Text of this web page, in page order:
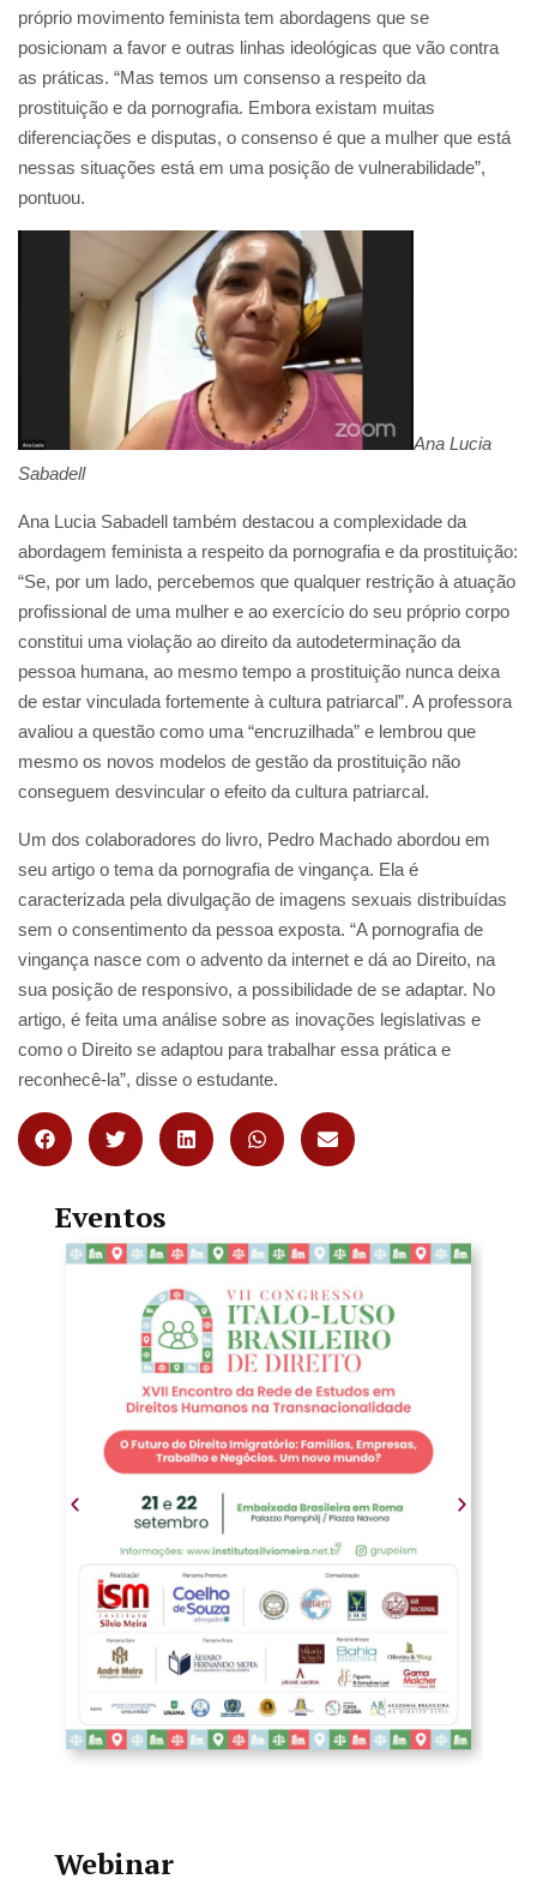
próprio movimento feminista tem abordagens que se
posicionam a favor e outras linhas ideológicas que vão contra
as práticas. “Mas temos um consenso a respeito da
prostituição e da pornografia. Embora existam muitas
diferenciações e disputas, o consenso é que a mulher que está
nessas situações está em uma posição de vulnerabilidade”,
pontuou.
Ana Lucia
Sabadell
Ana Lucia Sabadell também destacou a complexidade da
abordagem feminista a respeito da pornografia e da prostituição:
“Se, por um lado, percebemos que qualquer restrição à atuação
profissional de uma mulher e ao exercício do seu próprio corpo
constitui uma violação ao direito da autodeterminação da
pessoa humana, ao mesmo tempo a prostituição nunca deixa
de estar vinculada fortemente à cultura patriarcal”. A professora
avaliou a questão como uma “encruzilhada” e lembrou que
mesmo os novos modelos de gestão da prostituição não
conseguem desvincular o efeito da cultura patriarcal.
Um dos colaboradores do livro, Pedro Machado abordou em
seu artigo o tema da pornografia de vingança. Ela é
caracterizada pela divulgação de imagens sexuais distribuídas
sem o consentimento da pessoa exposta. “A pornografia de
vingança nasce com o advento da internet e dá ao Direito, na
sua posição de responsivo, a possibilidade de se adaptar. No
artigo, é feita uma análise sobre as inovações legislativas e
como o Direito se adaptou para trabalhar essa prática e
reconhecê-la”, disse o estudante.
Eventos
Webinar